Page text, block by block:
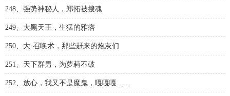
248、强势神秘人，郑拓被搜魂
249、大黑天王，生猛的雅痞
250、大·召唤术，那些赶来的炮灰们
251、天下群男，为萝莉不破
252、放心，我又不是魔鬼，嘎嘎嘎……